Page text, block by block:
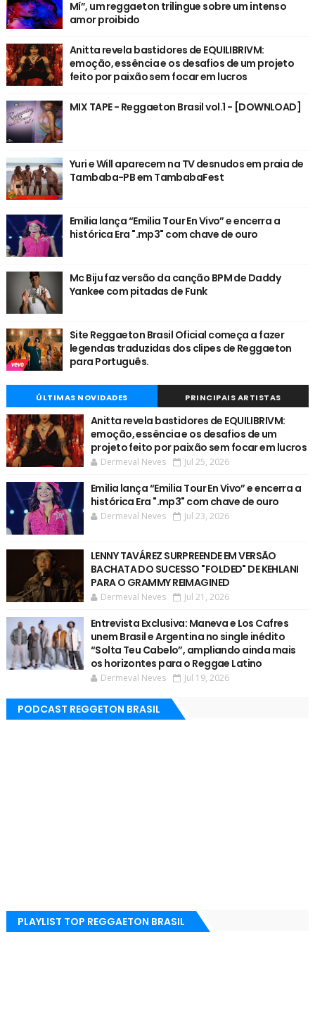
Mí”, um reggaeton trilingue sobre um intenso
amor proibido
Anitta revela bastidores de EQUILIBRIVM:
emoção, essência e os desafios de um projeto
feito por paixão sem focar em lucros
MIX TAPE - Reggaeton Brasil vol.1 - [DOWNLOAD]
Yuri e Will aparecem na TV desnudos em praia de
Tambaba-PB em TambabaFest
Emilia lança “Emilia Tour En Vivo” e encerra a
histórica Era ".mp3" com chave de ouro
Mc Biju faz versão da canção BPM de Daddy
Yankee com pitadas de Funk
Site Reggaeton Brasil Oficial começa a fazer
legendas traduzidas dos clipes de Reggaeton
para Português.
ÚLTIMAS NOVIDADES PRINCIPAIS ARTISTAS
Anitta revela bastidores de EQUILIBRIVM:
emoção, essência e os desafios de um
projeto feito por paixão sem focar em lucros
Dermeval Neves Jul 25, 2026
Emilia lança “Emilia Tour En Vivo” e encerra a
histórica Era ".mp3" com chave de ouro
Dermeval Neves Jul 23, 2026
LENNY TAVÁREZ SURPREENDE EM VERSÃO
BACHATA DO SUCESSO "FOLDED" DE KEHLANI
PARA O GRAMMY REIMAGINED
Dermeval Neves Jul 21, 2026
Entrevista Exclusiva: Maneva e Los Cafres
unem Brasil e Argentina no single inédito
“Solta Teu Cabelo”, ampliando ainda mais
os horizontes para o Reggae Latino
Dermeval Neves Jul 19, 2026
PODCAST REGGETON BRASIL
PLAYLIST TOP REGGAETON BRASIL